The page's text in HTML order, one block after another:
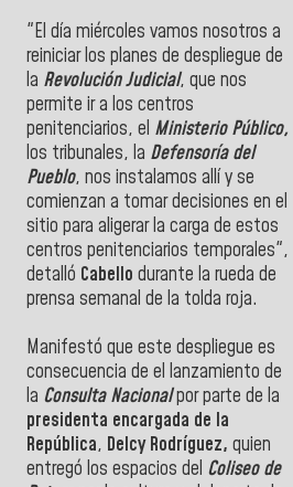
"El día miércoles vamos nosotros a
reiniciar los planes de despliegue de
la Revolución Judicial, que nos
permite ir a los centros
penitenciarios, el Ministerio Público,
los tribunales, la Defensoría del
Pueblo, nos instalamos allí y se
comienzan a tomar decisiones en el
sitio para aligerar la carga de estos
centros penitenciarios temporales",
detalló Cabello durante la rueda de
prensa semanal de la tolda roja.
Manifestó que este despliegue es
consecuencia de el lanzamiento de
la Consulta Nacionalpor parte de la
presidenta encargada de la
República, Delcy Rodríguez, quien
entregó los espacios del Coliseo de